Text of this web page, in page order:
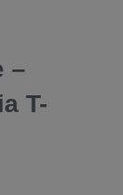
–
T-